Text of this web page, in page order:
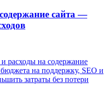
сайта —
расходы на содержание
на поддержку, SEO и
затраты без потери